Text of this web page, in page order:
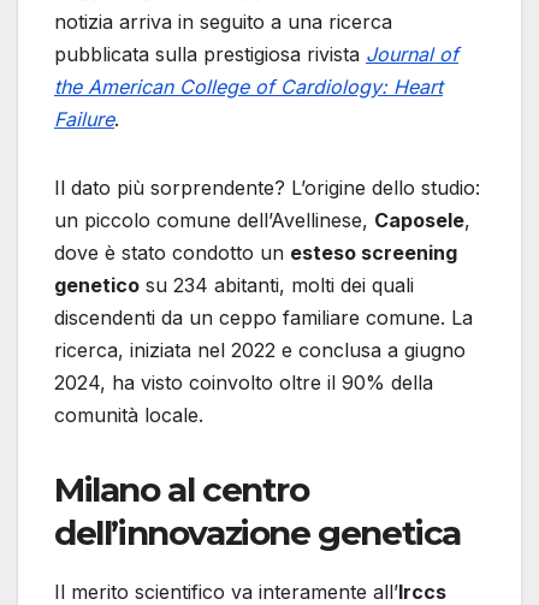
notizia arriva in seguito a una ricerca
pubblicata sulla prestigiosa rivista Journal of
the American College of Cardiology: Heart
Failure.
Il dato più sorprendente? L’origine dello studio:
un piccolo comune dell’Avellinese, Caposele,
dove è stato condotto un esteso screening
genetico su 234 abitanti, molti dei quali
discendenti da un ceppo familiare comune. La
ricerca, iniziata nel 2022 e conclusa a giugno
2024, ha visto coinvolto oltre il 90% della
comunità locale.
Milano al centro
dell’innovazione genetica
Il merito scientifico va interamente all’Irccs